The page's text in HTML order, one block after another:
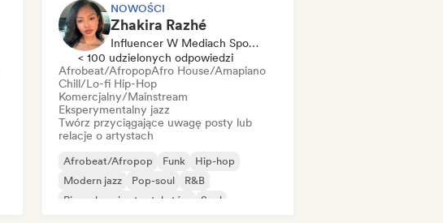
NOWOŚCI
Zhakira Razhé
Influencer W Mediach Społecznościowych
< 100 udzielonych odpowiedzi
Afrobeat/AfropopAfro House/Amapiano
Chill/Lo-fi Hip-Hop
Komercjalny/Mainstream
Eksperymentalny jazz
Twórz przyciągające uwagę posty lub
relacje o artystach
Afrobeat/Afropop Funk
Hip-hop
Modern jazz
Pop-soul
R&B
Piosenkarz i autor tekstów
Soul